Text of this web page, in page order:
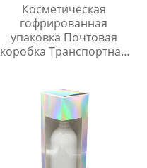
Косметическая
гофрированная
упаковка Почтовая
коробка Транспортная